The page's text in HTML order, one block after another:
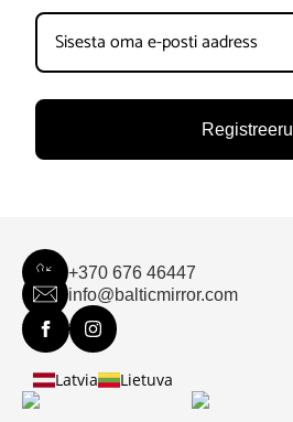
Registreeru
+370 676 46447
info@balticmirror.com
Latvia Lietuva